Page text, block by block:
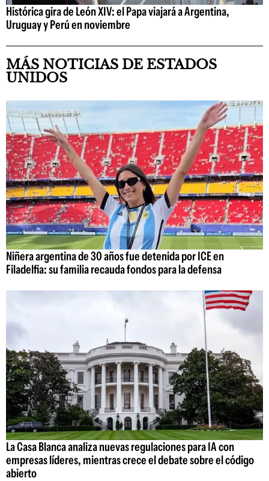
Histórica gira de León XIV: el Papa viajará a Argentina,
Uruguay y Perú en noviembre
MÁS NOTICIAS DE ESTADOS
UNIDOS
Niñera argentina de 30 años fue detenida por ICE en
Filadelfia: su familia recauda fondos para la defensa
La Casa Blanca analiza nuevas regulaciones para IA con
empresas líderes, mientras crece el debate sobre el código
abierto